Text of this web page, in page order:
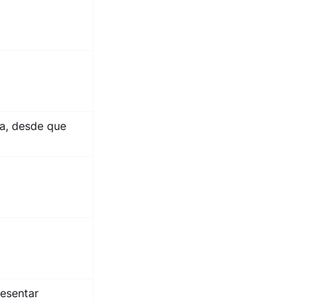
desde que